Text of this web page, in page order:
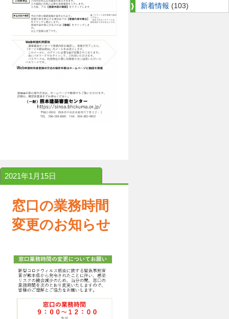
2021年1月15日
窓口の業務時間
変更のお知らせ
新着情報 (103)